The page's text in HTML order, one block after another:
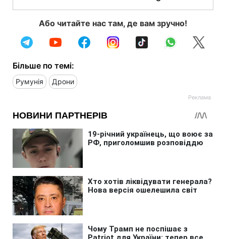
Або читайте нас там, де вам зручно!
Більше по темі:
Румунія Дрони